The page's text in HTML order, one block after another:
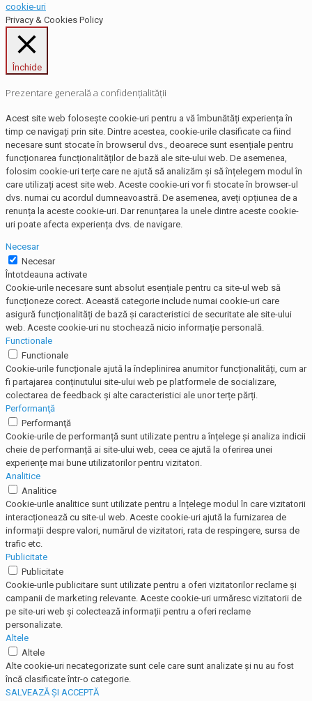
cookie-uri
Privacy & Cookies Policy
Închide
Prezentare generală a confidențialității
Acest site web folosește cookie-uri pentru a vă îmbunătăți experiența în
timp ce navigați prin site. Dintre acestea, cookie-urile clasificate ca fiind
necesare sunt stocate în browserul dvs., deoarece sunt esențiale pentru
funcționarea funcționalităților de bază ale site-ului web. De asemenea,
folosim cookie-uri terțe care ne ajută să analizăm și să înțelegem modul în
care utilizați acest site web. Aceste cookie-uri vor fi stocate în browser-ul
dvs. numai cu acordul dumneavoastră. De asemenea, aveți opțiunea de a
renunța la aceste cookie-uri. Dar renunțarea la unele dintre aceste cookie-
uri poate afecta experiența dvs. de navigare.
Necesar
Necesar
Întotdeauna activate
Cookie-urile necesare sunt absolut esențiale pentru ca site-ul web să
funcționeze corect. Această categorie include numai cookie-uri care
asigură funcționalități de bază și caracteristici de securitate ale site-ului
web. Aceste cookie-uri nu stochează nicio informație personală.
Functionale
Functionale
Cookie-urile funcționale ajută la îndeplinirea anumitor funcționalități, cum ar
fi partajarea conținutului site-ului web pe platformele de socializare,
colectarea de feedback și alte caracteristici ale unor terțe părți.
Performanţă
Performanţă
Cookie-urile de performanță sunt utilizate pentru a înțelege și analiza indicii
cheie de performanță ai site-ului web, ceea ce ajută la oferirea unei
experiențe mai bune utilizatorilor pentru vizitatori.
Analitice
Analitice
Cookie-urile analitice sunt utilizate pentru a înțelege modul în care vizitatorii
interacționează cu site-ul web. Aceste cookie-uri ajută la furnizarea de
informații despre valori, numărul de vizitatori, rata de respingere, sursa de
trafic etc.
Publicitate
Publicitate
Cookie-urile publicitare sunt utilizate pentru a oferi vizitatorilor reclame și
campanii de marketing relevante. Aceste cookie-uri urmăresc vizitatorii de
pe site-uri web și colectează informații pentru a oferi reclame
personalizate.
Altele
Altele
Alte cookie-uri necategorizate sunt cele care sunt analizate și nu au fost
încă clasificate într-o categorie.
SALVEAZĂ ȘI ACCEPTĂ